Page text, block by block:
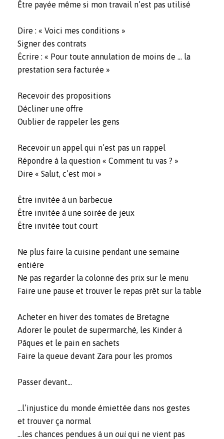
Être payée même si mon travail n’est pas utilisé
Dire : « Voici mes conditions »
Signer des contrats
Écrire : « Pour toute annulation de moins de … la
prestation sera facturée »
Recevoir des propositions
Décliner une offre
Oublier de rappeler les gens
Recevoir un appel qui n’est pas un rappel
Répondre à la question « Comment tu vas ? »
Dire « Salut, c’est moi »
Être invitée à un barbecue
Être invitée à une soirée de jeux
Être invitée tout court
Ne plus faire la cuisine pendant une semaine
entière
Ne pas regarder la colonne des prix sur le menu
Faire une pause et trouver le repas prêt sur la table
Acheter en hiver des tomates de Bretagne
Adorer le poulet de supermarché, les Kinder à
Pâques et le pain en sachets
Faire la queue devant Zara pour les promos
Passer devant…
…l’injustice du monde émiettée dans nos gestes
et trouver ça normal
…les chances pendues à un oui qui ne vient pas